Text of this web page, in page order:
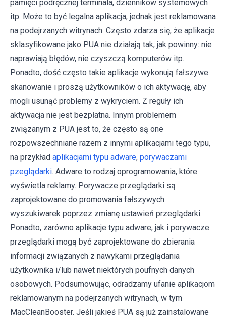
pamięci podręcznej terminala, dzienników systemowych
itp. Może to być legalna aplikacja, jednak jest reklamowana
na podejrzanych witrynach. Często zdarza się, że aplikacje
sklasyfikowane jako PUA nie działają tak, jak powinny: nie
naprawiają błędów, nie czyszczą komputerów itp.
Ponadto, dość często takie aplikacje wykonują fałszywe
skanowanie i proszą użytkowników o ich aktywację, aby
mogli usunąć problemy z wykryciem. Z reguły ich
aktywacja nie jest bezpłatna. Innym problemem
związanym z PUA jest to, że często są one
rozpowszechniane razem z innymi aplikacjami tego typu,
na przykład aplikacjami typu adware, porywaczami
pzeglądarki. Adware to rodzaj oprogramowania, które
wyświetla reklamy. Porywacze przeglądarki są
zaprojektowane do promowania fałszywych
wyszukiwarek poprzez zmianę ustawień przeglądarki.
Ponadto, zarówno aplikacje typu adware, jak i porywacze
przeglądarki mogą być zaprojektowane do zbierania
informacji związanych z nawykami przeglądania
użytkownika i/lub nawet niektórych poufnych danych
osobowych. Podsumowując, odradzamy ufanie aplikacjom
reklamowanym na podejrzanych witrynach, w tym
MacCleanBooster. Jeśli jakieś PUA są już zainstalowane